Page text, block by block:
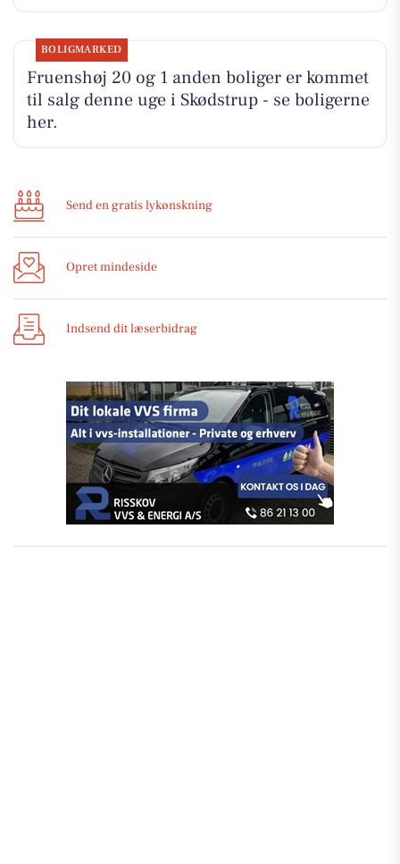
BOLIGMARKED
Fruenshøj 20 og 1 anden boliger er kommet
til salg denne uge i Skødstrup - se boligerne
her.
Send en gratis lykønskning
Opret mindeside
Indsend dit læserbidrag